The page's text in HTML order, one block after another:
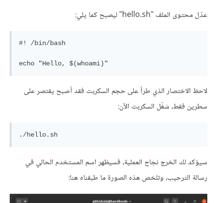
عدّل محتوى الملف "hello.sh" ليصبح كما يلي:
#! /bin/bash
لاحظ الاختصار الذي طرأ على حجم السكربت فقد أصبح يقتصر على
سطرين فقط، شغّل السكربت الآن:
سيؤكد لك الخرج نجاح العملية، فسيظهر اسم المستخدم الحالي في
رسالة الترحيب، وتلخص هذه الصورة ما طبقناه هنا: